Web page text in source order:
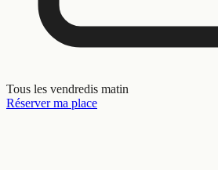
Tous les vendredis matin
Réserver ma place